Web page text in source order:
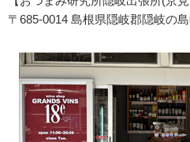
〒685-0014 島根県隠岐郡隠岐の